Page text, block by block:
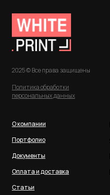
2025 © Все права защищены
Политика обработки
персональных данных
О компании
Портфолио
Документы
Оплата и доставка
Статьи